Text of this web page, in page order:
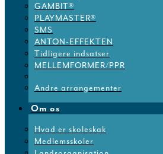
GAMBIT®
PLAYMASTER®
SMS
ANTON-EFFEKTEN
Tidligere indsatser
MELLEMFORMER/PPR
Andre arrangementer
Om os
Hvad er skoleskak
Medlemsskoler